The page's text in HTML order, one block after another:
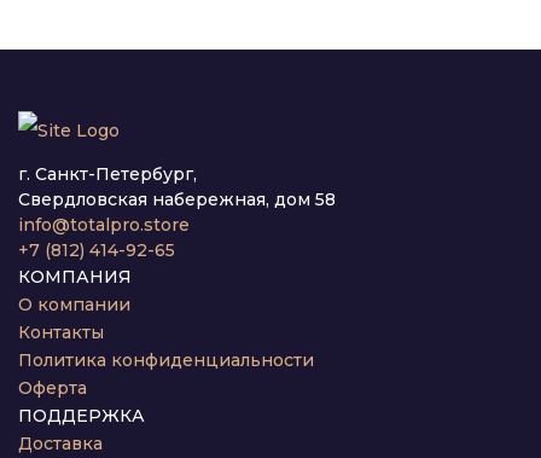
г. Санкт-Петербург,
Свердловская набережная, дом 58
info@totalpro.store
+7 (812) 414-92-65
КОМПАНИЯ
О компании
Контакты
Политика конфиденциальности
Оферта
ПОДДЕРЖКА
Доставка